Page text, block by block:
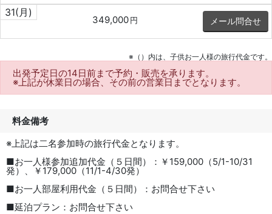
31(月)
349,000 円 メール問合せ
※（）内は、子供お一人様の旅行代金です。
出発予定日の14日前まで予約・販売を承ります。
※上記が休業日の場合、その前の営業日までとなります。
料金備考
※上記は二名参加時の旅行代金となります。
■お一人様参加追加代金（５日間）：￥159,000（5/1-10/31
発）、￥179,000（11/1-4/30発）
■お一人部屋利用代金（５日間）：お問合せ下さい
■延泊プラン：お問合せ下さい